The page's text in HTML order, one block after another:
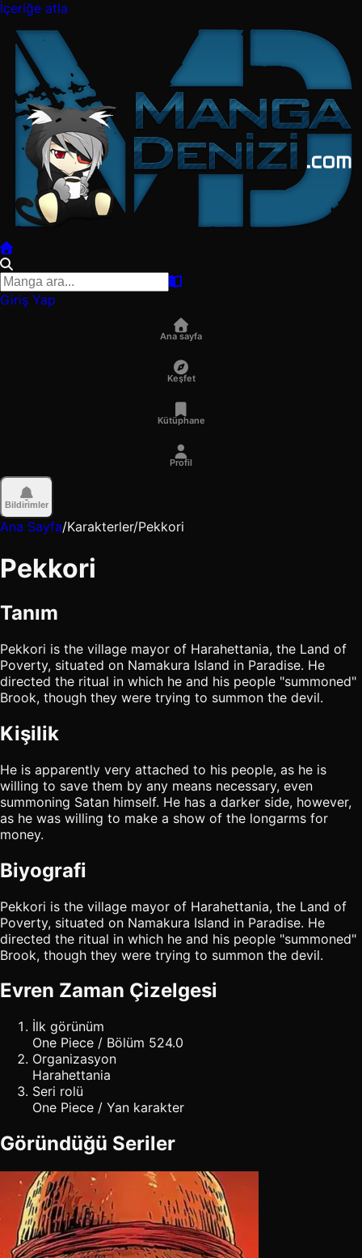
İçeriğe atla
Giriş Yap
Ana sayfa
Keşfet
Kütüphane
Profil
Bildirimler
Ana Sayfa/Karakterler/Pekkori
Pekkori
Tanım
Pekkori is the village mayor of Harahettania, the Land of
Poverty, situated on Namakura Island in Paradise. He
directed the ritual in which he and his people "summoned"
Brook, though they were trying to summon the devil.
Kişilik
He is apparently very attached to his people, as he is
willing to save them by any means necessary, even
summoning Satan himself. He has a darker side, however,
as he was willing to make a show of the longarms for
money.
Biyografi
Pekkori is the village mayor of Harahettania, the Land of
Poverty, situated on Namakura Island in Paradise. He
directed the ritual in which he and his people "summoned"
Brook, though they were trying to summon the devil.
Evren Zaman Çizelgesi
İlk görünüm
One Piece / Bölüm 524.0
Organizasyon
Harahettania
Seri rolü
One Piece / Yan karakter
Göründüğü Seriler